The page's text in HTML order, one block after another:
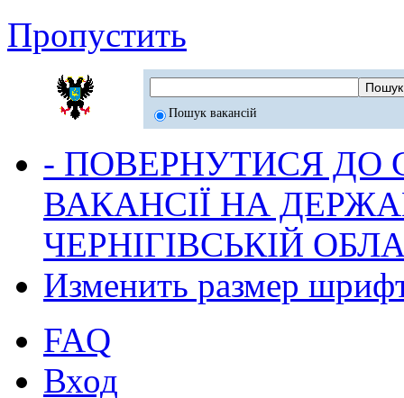
Пропустить
Пошук вакансій
- ПОВЕРНУТИСЯ ДО
ВАКАНСІЇ НА
ЧЕРНІГІВСЬКІЙ
Изменить размер
FAQ
Вход